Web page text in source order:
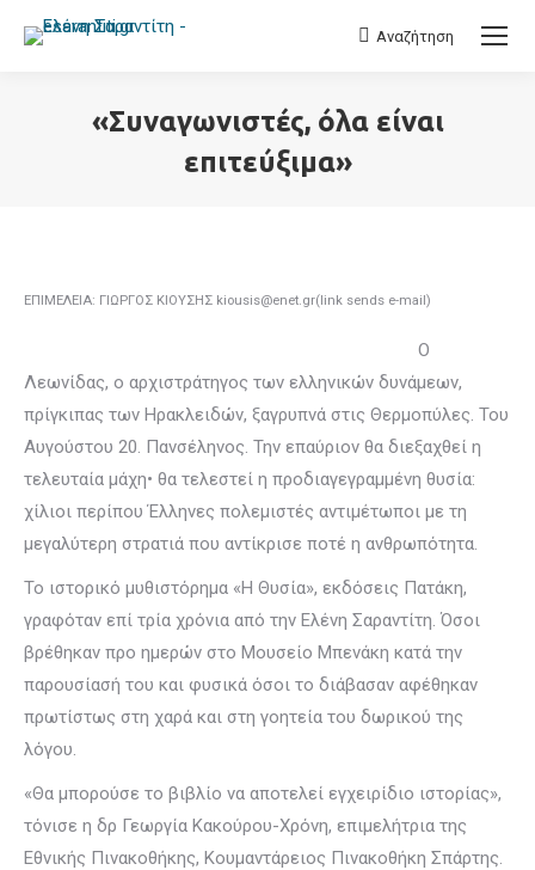
Search:
Αναζήτηση
«Συναγωνιστές, όλα είναι
επιτεύξιμα»
ΕΠΙΜΕΛΕΙΑ: ΓΙΩΡΓΟΣ ΚΙΟΥΣΗΣ kiousis@enet.gr(link sends e-mail)
Ο
Λεωνίδας, ο αρχιστράτηγος των ελληνικών δυνάμεων,
πρίγκιπας των Ηρακλειδών, ξαγρυπνά στις Θερμοπύλες. Του
Αυγούστου 20. Πανσέληνος. Την επαύριον θα διεξαχθεί η
τελευταία μάχη• θα τελεστεί η προδιαγεγραμμένη θυσία:
χίλιοι περίπου Έλληνες πολεμιστές αντιμέτωποι με τη
μεγαλύτερη στρατιά που αντίκρισε ποτέ η ανθρωπότητα.
Το ιστορικό μυθιστόρημα «Η Θυσία», εκδόσεις Πατάκη,
γραφόταν επί τρία χρόνια από την Ελένη Σαραντίτη. Όσοι
βρέθηκαν προ ημερών στο Μουσείο Μπενάκη κατά την
παρουσίασή του και φυσικά όσοι το διάβασαν αφέθηκαν
πρωτίστως στη χαρά και στη γοητεία του δωρικού της
λόγου.
«Θα μπορούσε το βιβλίο να αποτελεί εγχειρίδιο ιστορίας»,
τόνισε η δρ Γεωργία Κακούρου-Χρόνη, επιμελήτρια της
Εθνικής Πινακοθήκης, Κουμαντάρειος Πινακοθήκη Σπάρτης.